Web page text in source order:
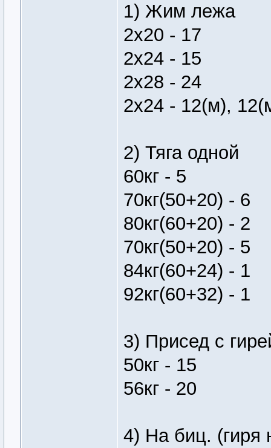
1) Жим лежа
2х20 - 17
2х24 - 15
2х28 - 24
2х24 - 12(м),
2) Тяга одной
60кг - 5
70кг(50+20) - 6
80кг(60+20) - 2
70кг(50+20) - 5
84кг(60+24) - 1
92кг(60+32) - 1
3) Присед с
50кг - 15
56кг - 20
4) На биц. (гиря